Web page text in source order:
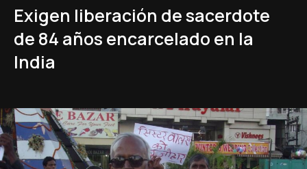
Exigen liberación de sacerdote
de 84 años encarcelado en la
India